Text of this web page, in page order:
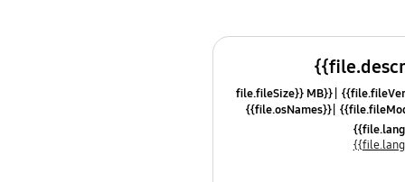
{{file.fileSize}} MB
{{file.osNames}}